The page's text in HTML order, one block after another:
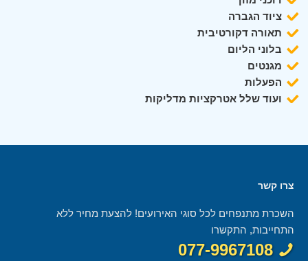
ציוד הגברה
תאורה דקורטיבית
בלוני הליום
מגנטים
הפעלות
ועוד שלל אטרקציות מדליקות
צרו קשר
השכרת מתנפחים לכל סוגי האירועים! להצעת מחיר ללא
התחייבות, התקשרו
077-9967108